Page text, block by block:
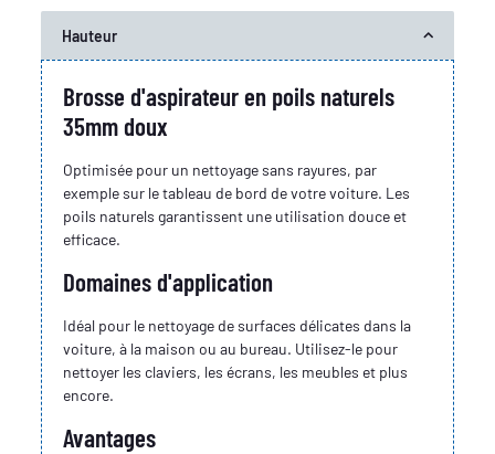
Hauteur
Brosse d'aspirateur en poils naturels
35mm doux
Optimisée pour un nettoyage sans rayures, par
exemple sur le tableau de bord de votre voiture. Les
poils naturels garantissent une utilisation douce et
efficace.
Domaines d'application
Idéal pour le nettoyage de surfaces délicates dans la
voiture, à la maison ou au bureau. Utilisez-le pour
nettoyer les claviers, les écrans, les meubles et plus
encore.
Avantages